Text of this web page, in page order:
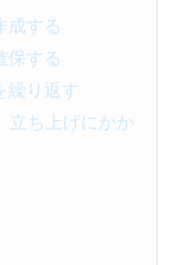
成する
保する
繰り返す
立ち上げにかか